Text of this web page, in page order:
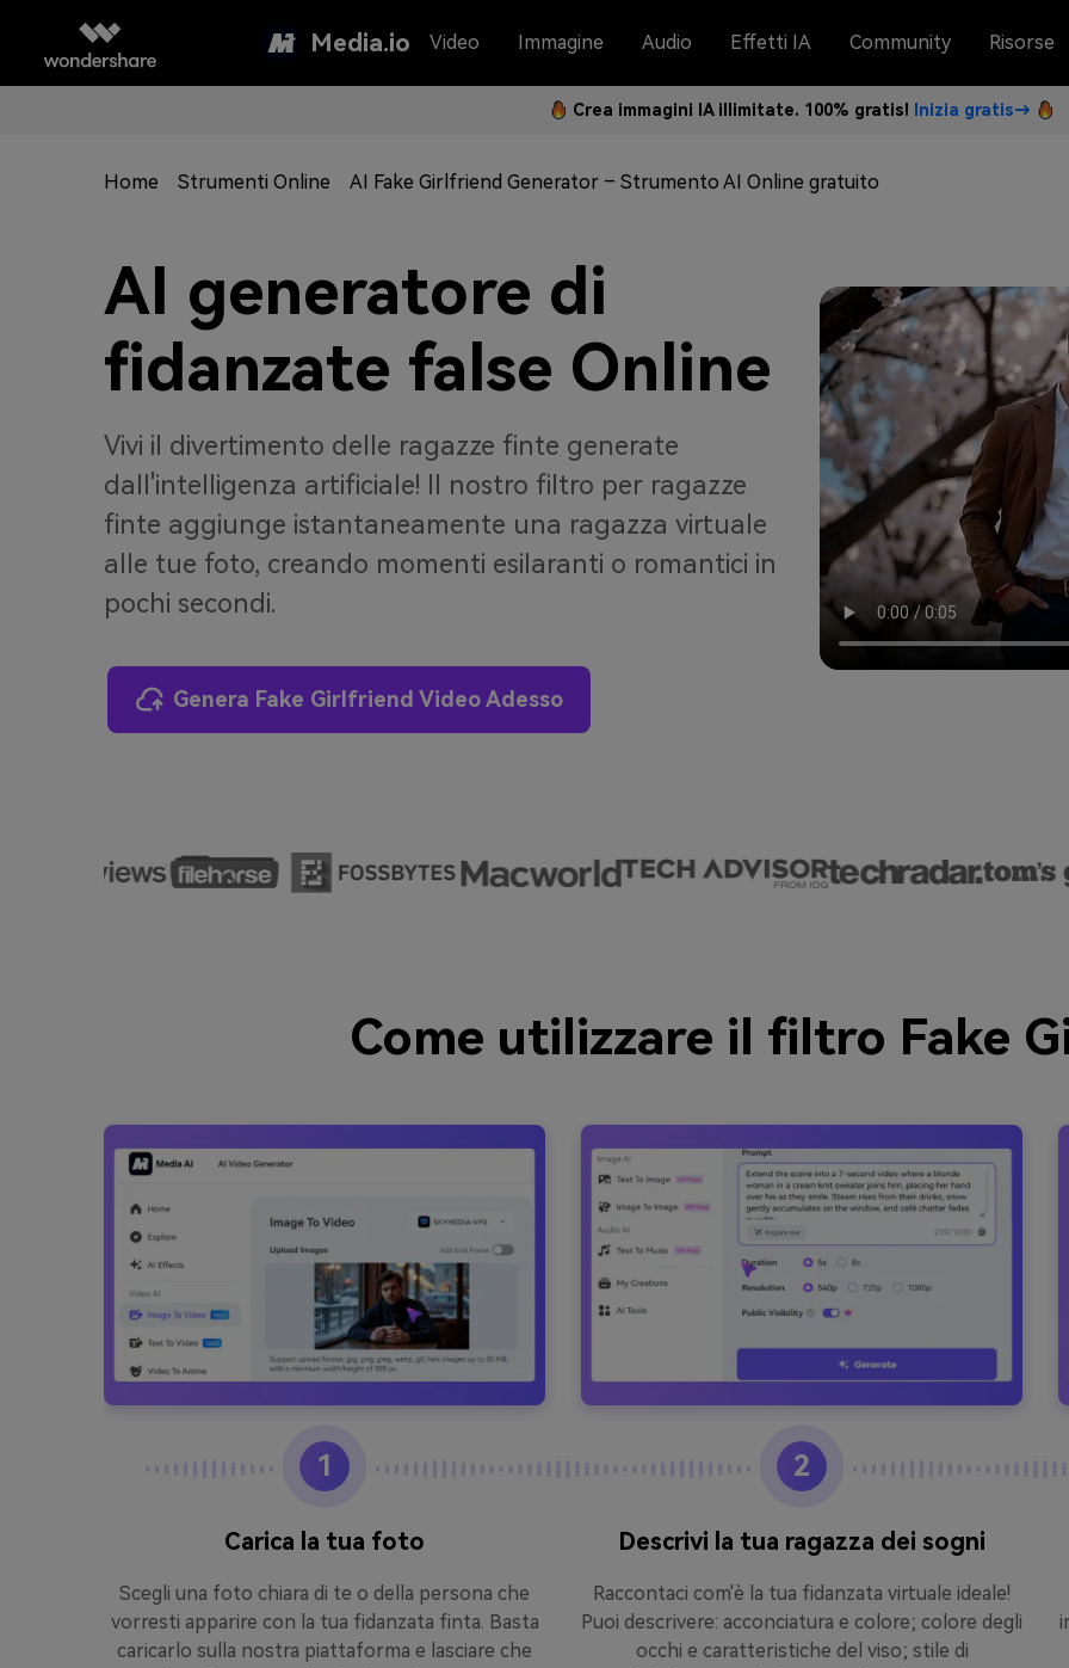
Media.io Video Immagine Audio Effetti IA Community Risorse
Crea immagini IA illimitate. 100% gratis! Inizia gratis→
Home Strumenti Online AI Fake Girlfriend Generator – Strumento AI Online gratuito
AI generatore di
fidanzate false Online
Vivi il divertimento delle ragazze finte generate
dall'intelligenza artificiale! Il nostro filtro per ragazze
finte aggiunge istantaneamente una ragazza virtuale
alle tue foto, creando momenti esilaranti o romantici in
pochi secondi.
Genera Fake Girlfriend Video Adesso
Come utilizzare il filtro Fake
1
Carica la tua foto
Scegli una foto chiara di te o della persona che
vorresti apparire con la tua fidanzata finta. Basta
caricarlo sulla nostra piattaforma e lasciare che
2
Descrivi la tua ragazza dei sogni
Raccontaci com'è la tua fidanzata virtuale ideale!
Puoi descrivere: acconciatura e colore; colore degli
occhi e caratteristiche del viso; stile di